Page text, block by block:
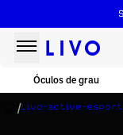
Óculos de grau
/Livo-active-